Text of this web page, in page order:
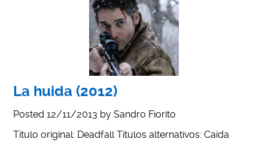
La huida (2012)
Posted12/11/2013 bySandro Fiorito
Título original: Deadfall Títulos alternativos: Caída